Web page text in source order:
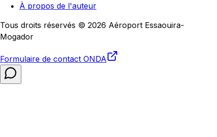
À propos de l'auteur
Tous droits réservés © 2026 Aéroport Essaouira-
Mogador
Formulaire de contact ONDA